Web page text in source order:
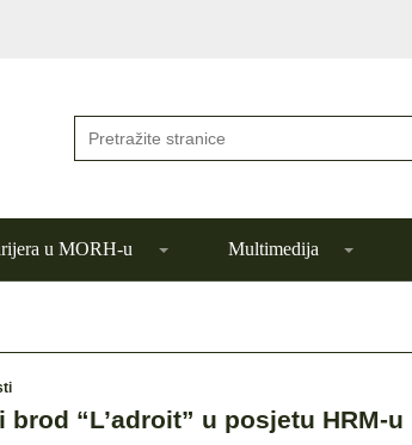
u MORH-u Multimedija
brod “L’adroit” u posjetu HRM-u